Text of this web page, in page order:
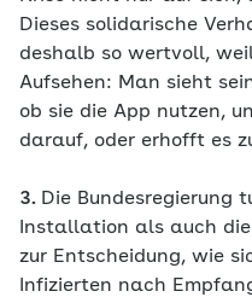
Dieses solidarische
deshalb so wertvoll,
Aufsehen: Man sieht
ob sie die App nutzen,
darauf, oder erhofft es
3. Die Bundesregierung
Installation als auch
zur Entscheidung, wie
Infizierten nach